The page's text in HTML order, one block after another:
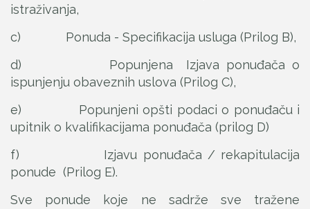
istraživanja,
c) Ponuda - Specifikacija usluga (Prilog B),
d) Popunjena Izjava ponuđača o
ispunjenju obaveznih uslova (Prilog C),
e) Popunjeni opšti podaci o ponuđaču i
upitnik o kvalifikacijama ponuđača (prilog D)
f) Izjavu ponuđača / rekapitulacija
ponude (Prilog E).
Sve ponude koje ne sadrže sve tražene